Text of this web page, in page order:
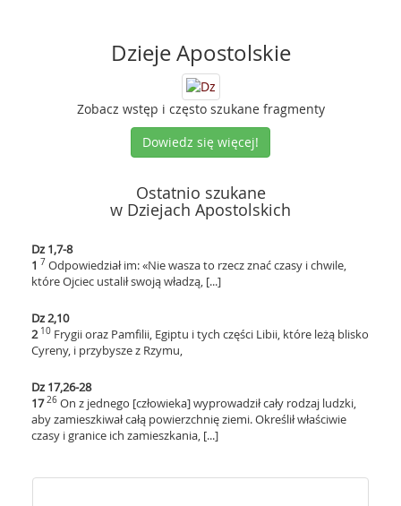
Dzieje Apostolskie
Zobacz wstęp i często szukane fragmenty
Dowiedz się więcej!
Ostatnio szukane
w Dziejach Apostolskich
Dz 1,7-8
1 7 Odpowiedział im: «Nie wasza to rzecz znać czasy i chwile,
które Ojciec ustalił swoją władzą, [...]
Dz 2,10
2 10 Frygii oraz Pamfilii, Egiptu i tych części Libii, które leżą blisko
Cyreny, i przybysze z Rzymu,
Dz 17,26-28
1726 On z jednego [człowieka] wyprowadził cały rodzaj ludzki,
aby zamieszkiwał całą powierzchnię ziemi. Określił właściwie
czasy i granice ich zamieszkania, [...]